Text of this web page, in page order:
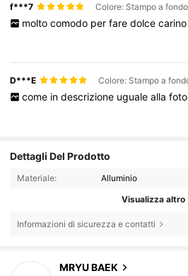
f***7
molto comodo per fare dolce carino
D***E
come in descrizione uguale alla foto
Dettagli Del Prodotto
Materiale: Alluminio
Visualizza altro
Informazioni di sicurezza e contatti
MRYU BAEK
4.91 3.7K Follower
4.91